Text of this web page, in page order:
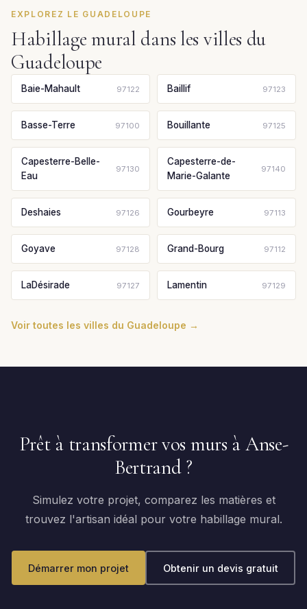
EXPLOREZ LE GUADELOUPE
Habillage mural dans les villes du
Guadeloupe
Baie-Mahault 97122 Baillif 97123
Basse-Terre 97100 Bouillante 97125
Capesterre-Belle-
Eau
97130
Capesterre-de-
Marie-Galante
97140
Deshaies 97126 Gourbeyre 97113
Goyave 97128 Grand-Bourg 97112
LaDésirade 97127 Lamentin 97129
Voir toutes les villes du Guadeloupe →
Prêt à transformer vos murs à Anse-
Bertrand ?
Simulez votre projet, comparez les matières et
trouvez l'artisan idéal pour votre habillage mural.
Démarrer mon projet Obtenir un devis gratuit